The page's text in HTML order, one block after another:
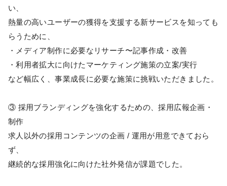
い、
熱量の高いユーザーの獲得を支援する新サービスを知っても
らうために、
・メディア制作に必要なリサーチ〜記事作成・改善
・利用者拡大に向けたマーケティング施策の立案/実行
など幅広く、事業成長に必要な施策に挑戦いただきました。
③ 採用ブランディングを強化するための、採用広報企画・
制作
求人以外の採用コンテンツの企画 / 運用が用意できておら
ず、
継続的な採用強化に向けた社外発信が課題でした。